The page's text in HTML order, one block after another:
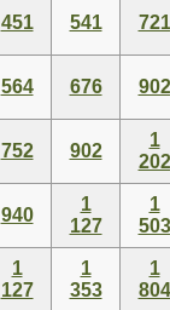
451 541 721
564 676 902
752 902
1
202
940
1
127
1
503
1
127
1
353
1
804